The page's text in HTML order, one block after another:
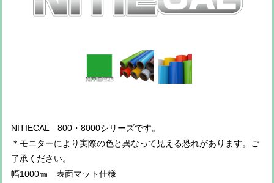
NITIECAL 800・8000シリーズです。
＊モニターにより実際の色と異なって見える恐れがあります。ご
了承ください。
幅1000㎜ 表面マット仕様